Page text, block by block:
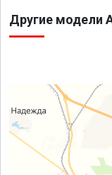
Другие модели